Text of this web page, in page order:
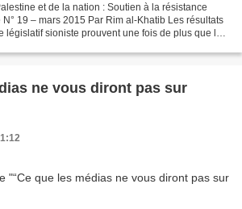
et de la nation : Soutien à la résistance
19 – mars 2015 Par Rim al-Khatib Les résultats
législatif sioniste prouvent une fois de plus que les
ne vous diront pas sur